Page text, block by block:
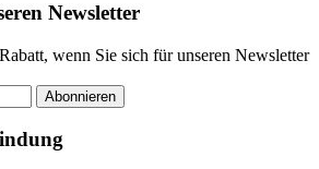
Newsletter
wenn Sie sich für unseren Newsletter
Abonnieren